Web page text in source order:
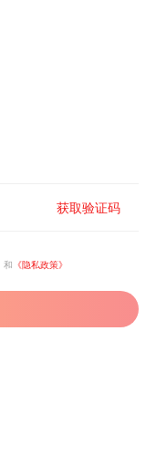
获取验证码
和 《隐私政策》